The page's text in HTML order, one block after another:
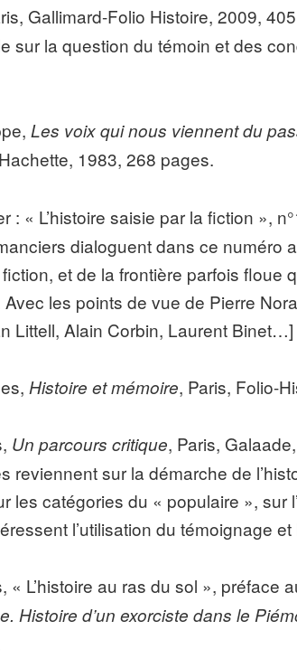
Gallimard-Folio Histoire, 2009,
sur la question du témoin et des
Les voix qui nous viennent du
1983, 268 pages.
: « L’histoire saisie par la fiction »,
dialoguent dans ce numéro
fiction, et de la frontière parfois floue
les points de vue de Pierre
Littell, Alain Corbin, Laurent Binet…]
Histoire et mémoire, Paris, Folio-
Un parcours critique, Paris,
reviennent sur la démarche de
les catégories du « populaire », sur
l’utilisation du témoignage
« L’histoire au ras du sol », préface
Histoire d’un exorciste dans le